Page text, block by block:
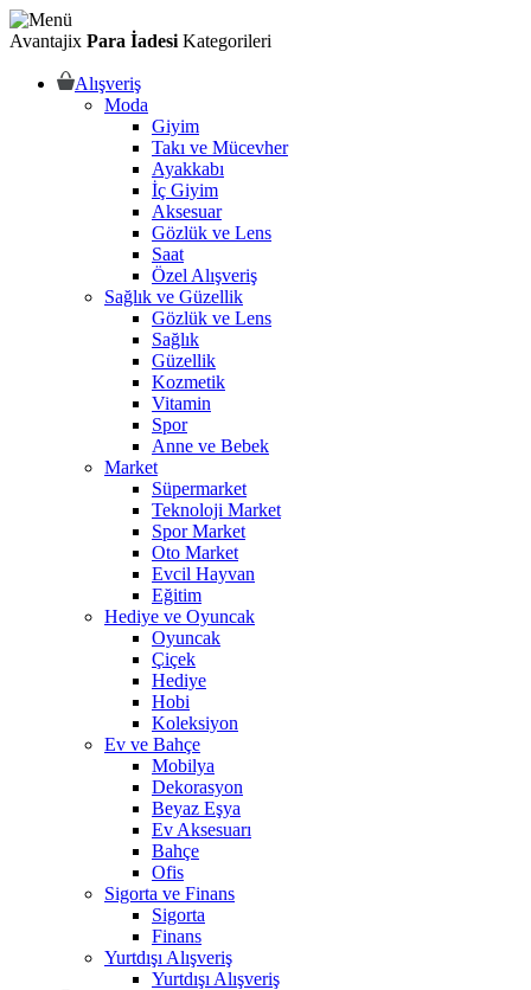
Avantajix Para İadesi Kategorileri
Alışveriş
Moda
Giyim
Takı ve Mücevher
Ayakkabı
İç Giyim
Aksesuar
Gözlük ve Lens
Saat
Özel Alışveriş
Sağlık ve Güzellik
Gözlük ve Lens
Sağlık
Güzellik
Kozmetik
Vitamin
Spor
Anne ve Bebek
Market
Süpermarket
Teknoloji Market
Spor Market
Oto Market
Evcil Hayvan
Eğitim
Hediye ve Oyuncak
Oyuncak
Çiçek
Hediye
Hobi
Koleksiyon
Ev ve Bahçe
Mobilya
Dekorasyon
Beyaz Eşya
Ev Aksesuarı
Bahçe
Ofis
Sigorta ve Finans
Sigorta
Finans
Yurtdışı Alışveriş
Yurtdışı Alışveriş